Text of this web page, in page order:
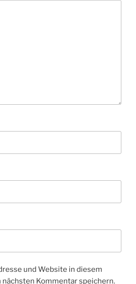
und Website in diesem
Kommentar speichern.